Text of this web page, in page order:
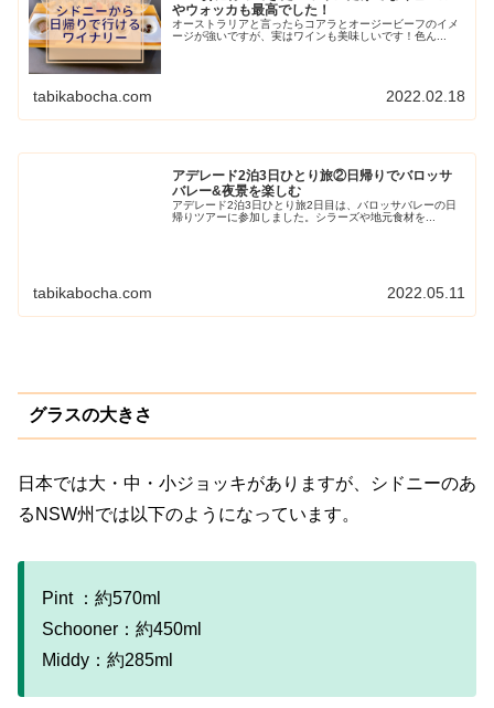
やウォッカも最高でした！
オーストラリアと言ったらコアラとオージービーフのイメ
ージが強いですが、実はワインも美味しいです！色ん...
tabikabocha.com 2022.02.18
アデレード2泊3日ひとり旅②日帰りでバロッサ
バレー&夜景を楽しむ
アデレード2泊3日ひとり旅2日目は、バロッサバレーの日
帰りツアーに参加しました。シラーズや地元食材を...
tabikabocha.com 2022.05.11
グラスの大きさ
日本では大・中・小ジョッキがありますが、シドニーのあ
るNSW州では以下のようになっています。
Pint ：約570ml
Schooner：約450ml
Middy：約285ml